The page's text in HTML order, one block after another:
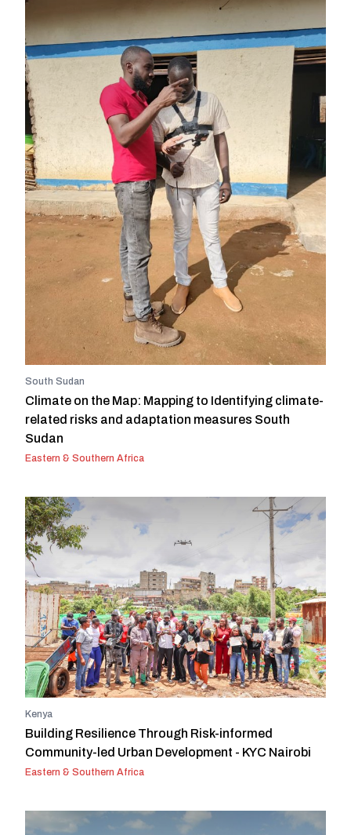
South Sudan
Climate on the Map: Mapping to Identifying climate-
related risks and adaptation measures South
Sudan
Eastern & Southern Africa
Kenya
Building Resilience Through Risk-informed
Community-led Urban Development - KYC Nairobi
Eastern & Southern Africa